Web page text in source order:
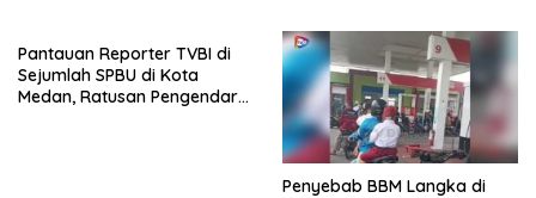
Pantauan Reporter TVBI di
Sejumlah SPBU di Kota
Medan, Ratusan Pengendara
Penyebab BBM Langka di